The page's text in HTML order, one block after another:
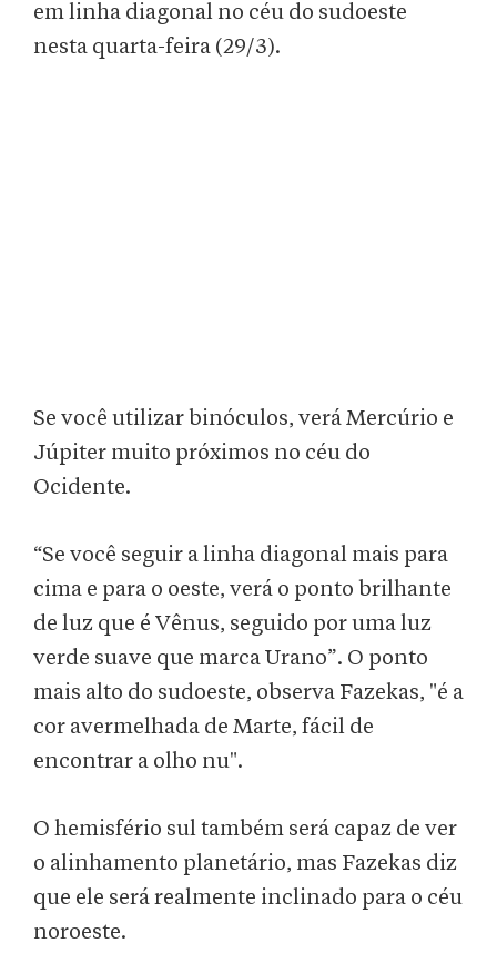
em linha diagonal no céu do sudoeste
nesta quarta-feira (29/3).
Se você utilizar binóculos, verá Mercúrio e
Júpiter muito próximos no céu do
Ocidente.
“Se você seguir a linha diagonal mais para
cima e para o oeste, verá o ponto brilhante
de luz que é Vênus, seguido por uma luz
verde suave que marca Urano”. O ponto
mais alto do sudoeste, observa Fazekas, "é a
cor avermelhada de Marte, fácil de
encontrar a olho nu".
O hemisfério sul também será capaz de ver
o alinhamento planetário, mas Fazekas diz
que ele será realmente inclinado para o céu
noroeste.